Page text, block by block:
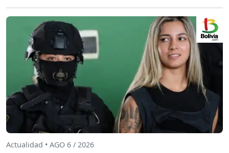
Actualidad • AGO 6 / 2026